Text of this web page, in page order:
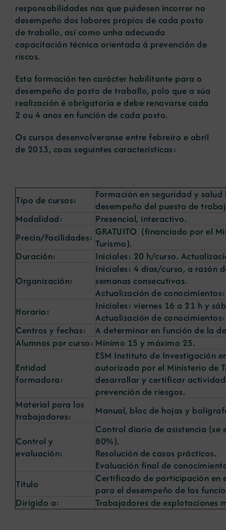
responsabilidades nas que puidesen incorrer no
desempeño dos labores propios de cada posto
de traballo, así como unha adecuada
capacitación técnica orientada á prevención de
riscos.
Esta formación ten carácter habilitante para o
desempeño do posto de traballo, polo que a súa
realización é obrigatoria e debe renovarse cada
2 ou 4 anos en función de cada posto.
Os cursos desenvolveranse entre febreiro e abril
de 2013, coas seguintes características:
Tipo de cursos:
Formación en seguridad y
desempeño del puesto de
Modalidad:
Presencial, interactivo.
Precio/Facilidades: GRATUITO (financiado por el
Turismo).
Duración:
Iniciales: 20 h/curso.
Organización:
Iniciales: 4 días/curso, a razón
semanas consecutivas.
Actualización de
Horario:
Iniciales: viernes 16 a 21 h y
Actualización de
Centros y fechas:
A determinar en función de la
Alumnos por curso: Mínimo 15 y máximo 25.
Entidad
formadora:
ESM Instituto de Investigación
autorizada por el Ministerio de
desarrollar y certificar
prevención de riesgos.
Material para los
trabajadores:
Manual, bloc de hojas y
Control y
evaluación:
Control diario de asistencia (se
80%).
Resolución de casos prácticos.
Evaluación final de
Título
Certificado de participación en
para el desempeño de las
Dirigido a:
Trabajadores de explotaciones